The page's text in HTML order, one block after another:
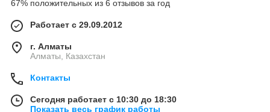
67% положительных из 6 отзывов за год
Работает с 29.09.2012
г. Алматы
Алматы, Казахстан
Контакты
Сегодня работает с 10:30 до 18:30
Показать весь график работы